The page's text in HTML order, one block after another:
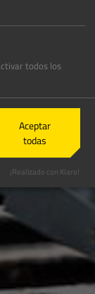
todos los
Aceptar
todas
¡Realizado con Klaro!